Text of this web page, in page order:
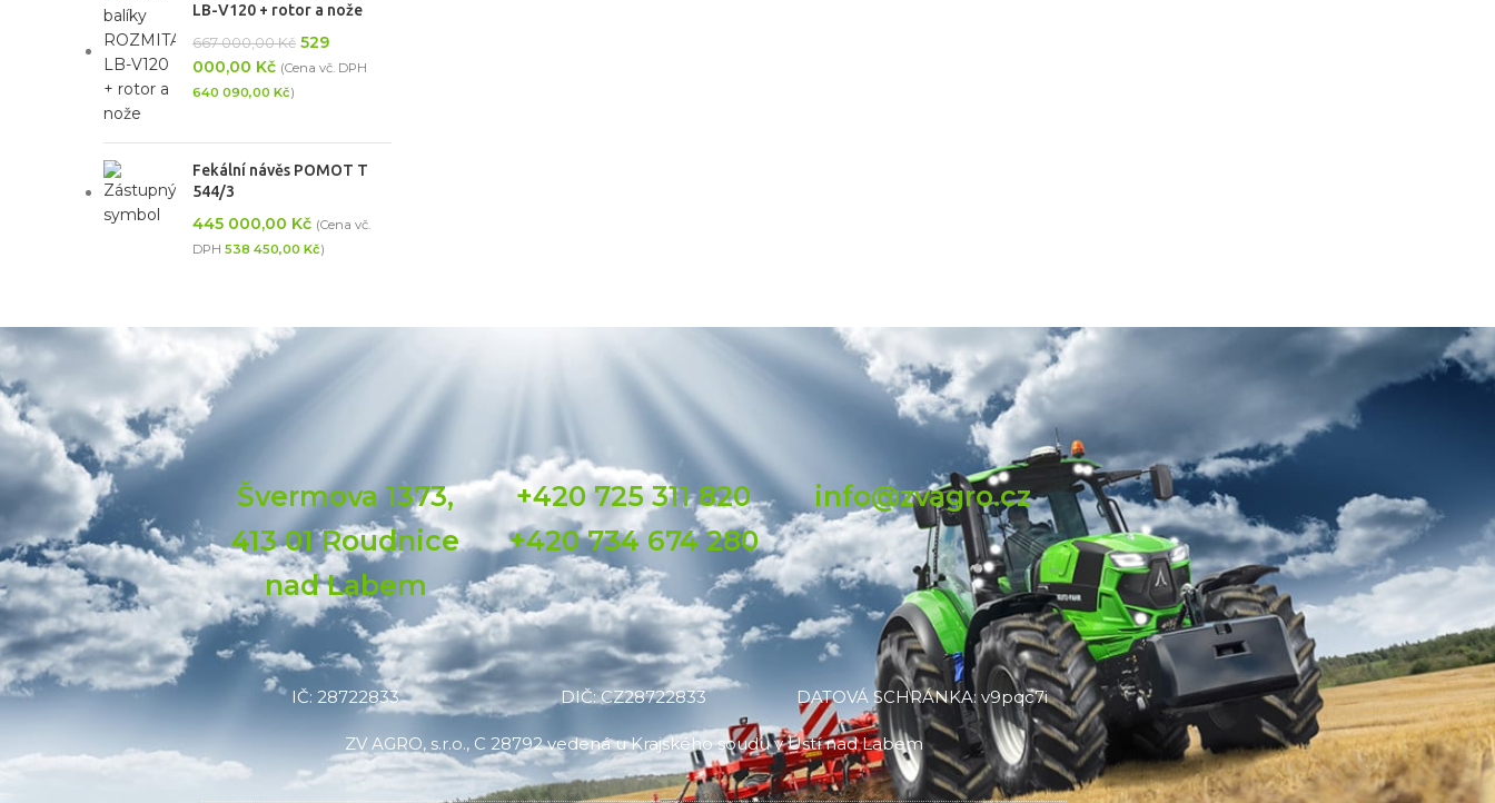
LB-V120 + rotor a nože
667 000,00Kč 529
000,00 Kč (Cena vč. DPH
640 090,00 Kč)
Fekální návěs POMOT T
544/3
445 000,00 Kč (Cena vč.
DPH 538 450,00 Kč)
Švermova 1373,
413 01 Roudnice
nad Labem
+420 725 311 820
+420 734 674 280
info@zvagro.cz
IČ: 28722833 DIČ: CZ28722833 DATOVÁ SCHRÁNKA: v9pqc7i
ZV AGRO, s.r.o., C 28792 vedená u Krajského soudu v Ústí nad Labem